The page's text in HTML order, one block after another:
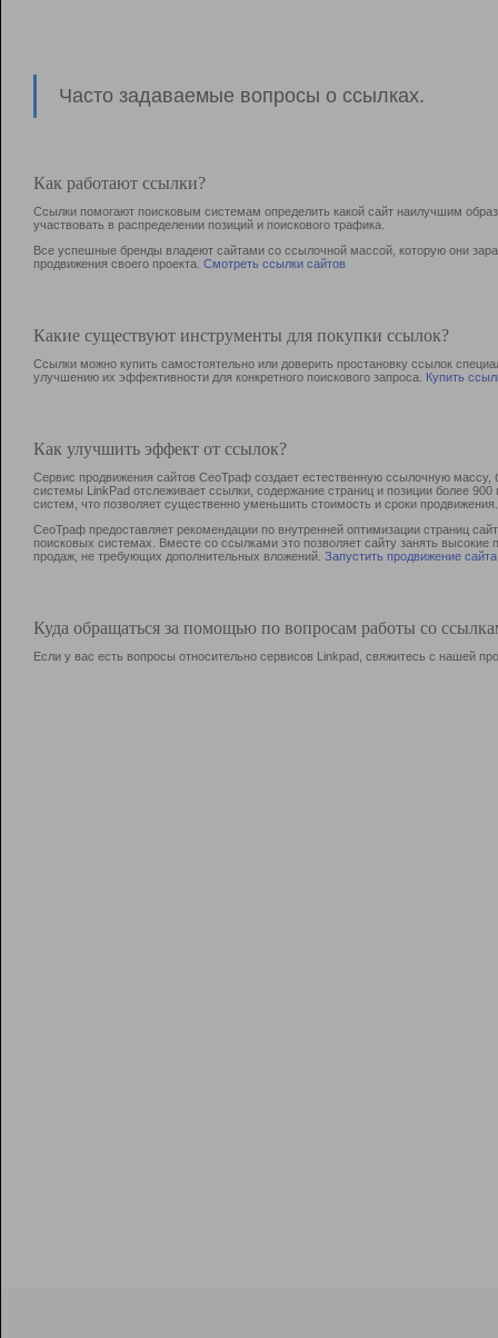
Часто задаваемые вопросы о ссылках.
Как работают ссылки?
Ссылки помогают поисковым системам определить какой сайт наилучшим
участвовать в раcпределении позиций и поискового трафика.
Все успешные бренды владеют сайтами со ссылочной массой, которую они
продвижения своего проекта. Смотреть ссылки сайтов
Какие существуют инструменты для покупки ссылок?
Ссылки можно купить самостоятельно или доверить простановку ссылок
улучшению их эффективности для конкретного поискового запроса. Купить
Как улучшить эффект от ссылок?
Сервис продвижения сайтов СеоТраф создает естественную ссылочную
системы LinkPad отслеживает ссылки, содержание страниц и позиции более
систем, что позволяет существенно уменьшить стоимость и сроки продвижения.
СеоТраф предоставляет рекомендации по внутренней оптимизации страниц
поисковых системах. Вместе со ссылками это позволяет сайту занять
продаж, не требующих дополнительных вложений. Запустить продвижение сайта
Куда обращаться за помощью по вопросам работы со
Если у вас есть вопросы относительно сервисов Linkpad, свяжитесь с нашей